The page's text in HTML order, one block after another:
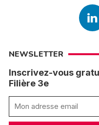
NEWSLETTER
Inscrivez-vous
Filière 3e